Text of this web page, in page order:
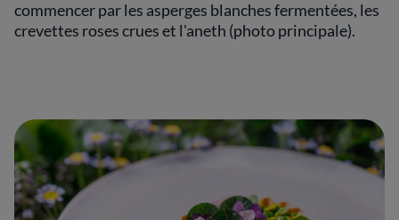
commencer par les asperges blanches fermentées, les
crevettes roses crues et l'aneth (photo principale).